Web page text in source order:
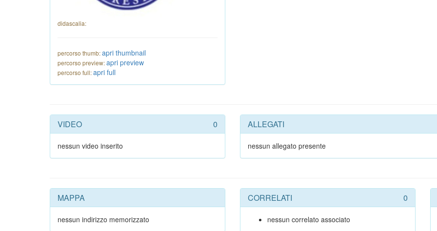
didascalia:
percorso thumb:apri thumbnail
percorso preview:apri preview
percorso full:apri full
VIDEO 0
nessun video inserito
ALLEGATI
nessun allegato presente
MAPPA
nessun indirizzo memorizzato
CORRELATI 0
nessun correlato associato